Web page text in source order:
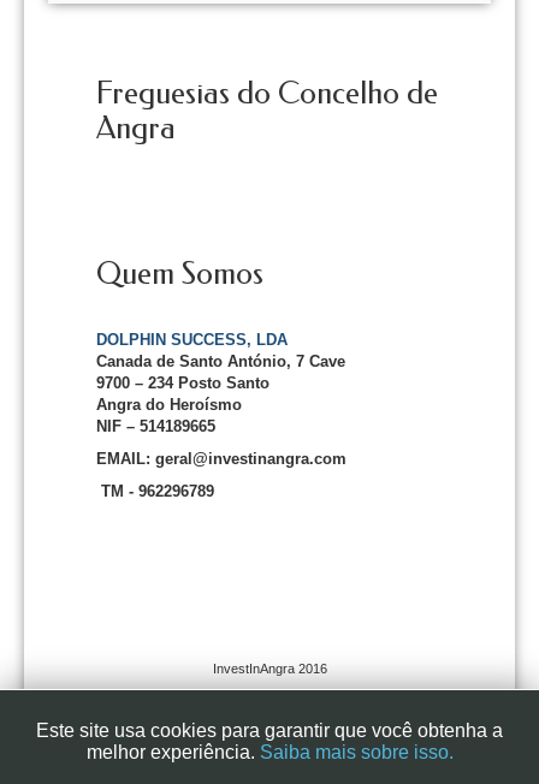
Freguesias do Concelho de
Angra
Quem Somos
DOLPHIN SUCCESS, LDA
Canada de Santo António, 7 Cave
9700 – 234 Posto Santo
Angra do Heroísmo
NIF – 514189665
EMAIL: geral@investinangra.com
TM - 962296789
InvestInAngra 2016
Este site usa cookies para garantir que você obtenha a
melhor experiência. Saiba mais sobre isso.